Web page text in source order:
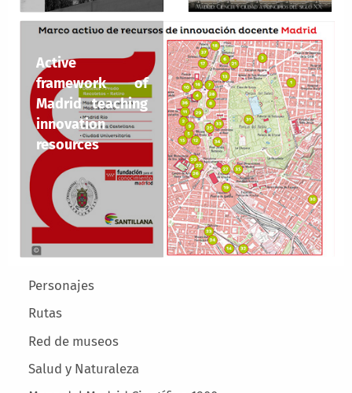
Main menu
Personajes
Rutas
Red de museos
Salud y Naturaleza
Active
framework of
Madrid teaching
innovation
resources